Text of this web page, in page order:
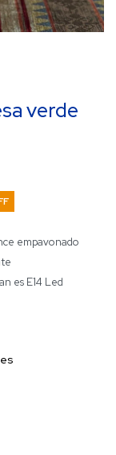
verde
empavonado
es E14 Led